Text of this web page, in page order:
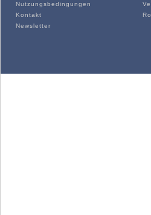
Nutzungsbedingungen
Kontakt
Newsletter